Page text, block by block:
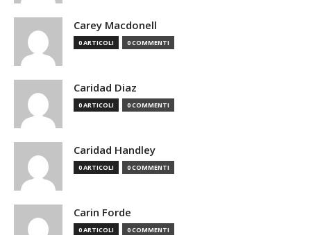
Carey Macdonell
0 ARTICOLI 0 COMMENTI
Caridad Diaz
0 ARTICOLI 0 COMMENTI
Caridad Handley
0 ARTICOLI 0 COMMENTI
Carin Forde
0 ARTICOLI 0 COMMENTI